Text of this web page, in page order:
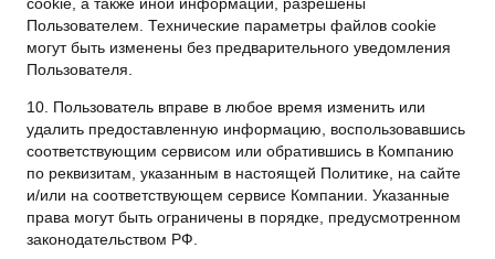
cookie, а также иной информации, разрешены
Пользователем. Технические параметры файлов cookie
могут быть изменены без предварительного уведомления
Пользователя.
10. Пользователь вправе в любое время изменить или
удалить предоставленную информацию, воспользовавшись
соответствующим сервисом или обратившись в Компанию
по реквизитам, указанным в настоящей Политике, на сайте
и/или на соответствующем сервисе Компании. Указанные
права могут быть ограничены в порядке, предусмотренном
законодательством РФ.